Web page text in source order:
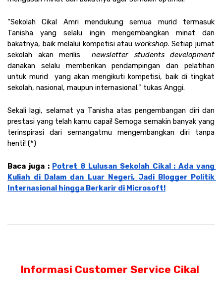
“Sekolah Cikal Amri mendukung semua murid termasuk
Tanisha yang selalu ingin mengembangkan minat dan
bakatnya, baik melalui kompetisi atau workshop. Setiap jumat
sekolah akan merilis
danakan selalu memberikan pendampingan dan pelatihan
untuk murid  yang akan mengikuti kompetisi, baik di tingkat
sekolah, nasional, maupun internasional.” tukas Anggi.
Sekali lagi, selamat ya Tanisha atas pengembangan diri dan
prestasi yang telah kamu capai! Semoga semakin banyak yang
terinspirasi dari semangatmu mengembangkan diri tanpa
henti! (*)
Baca juga : Potret 8 Lulusan Sekolah Cikal : Ada yang
Kuliah di Dalam dan Luar Negeri, Jadi Blogger Politik
Internasional hingga Berkarir di Microsoft!
Informasi Customer Service Cikal